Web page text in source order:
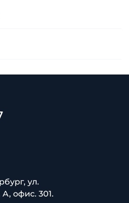
ул.
А, офис. 301.